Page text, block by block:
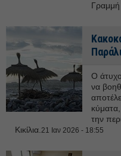
Γραμμή
Ο
να
την
Κικίλια. 21 Ιαν 2026 - 18:55